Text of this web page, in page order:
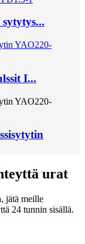
I...
urat
jätä meille
24 tunnin sisällä.